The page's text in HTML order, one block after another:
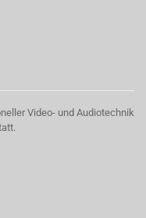
Video- und Audiotechnik